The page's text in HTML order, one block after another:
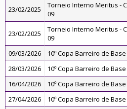
23/02/2025
Torneio Interno Meritus -
09
23/02/2025
Torneio Interno Meritus -
09
09/03/2026 10º Copa Barreiro de
28/03/2026
10º Copa Barreiro de
16/04/2026
10º Copa Barreiro de
27/04/2026
10º Copa Barreiro de